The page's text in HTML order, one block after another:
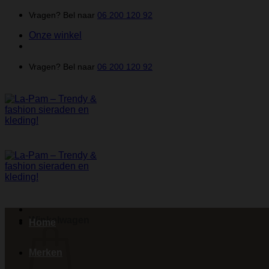
inhoud
Vragen? Bel naar 06 200 120 92
Onze winkel
Vragen? Bel naar 06 200 120 92
Winkelwagen
Home